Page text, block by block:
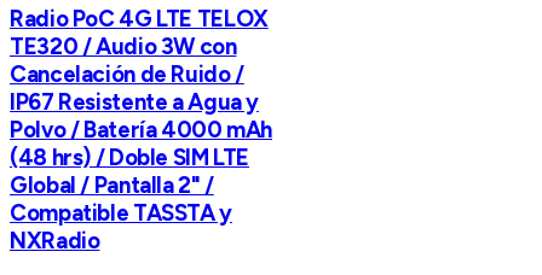
Radio PoC 4G LTE TELOX
TE320 / Audio 3W con
Cancelación de Ruido /
IP67 Resistente a Agua y
Polvo / Batería 4000 mAh
(48 hrs) / Doble SIM LTE
Global / Pantalla 2" /
Compatible TASSTA y
NXRadio